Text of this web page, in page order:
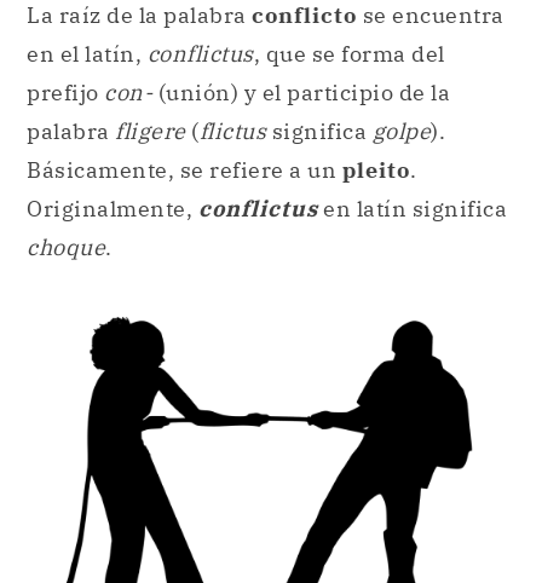
La raíz de la palabra conflicto se encuentra
en el latín, conflictus, que se forma del
prefijo con-(unión) y el participio de la
palabra fligere(flictussignifica golpe).
Básicamente, se refiere a un pleito.
Originalmente, conflictusen latín significa
choque.